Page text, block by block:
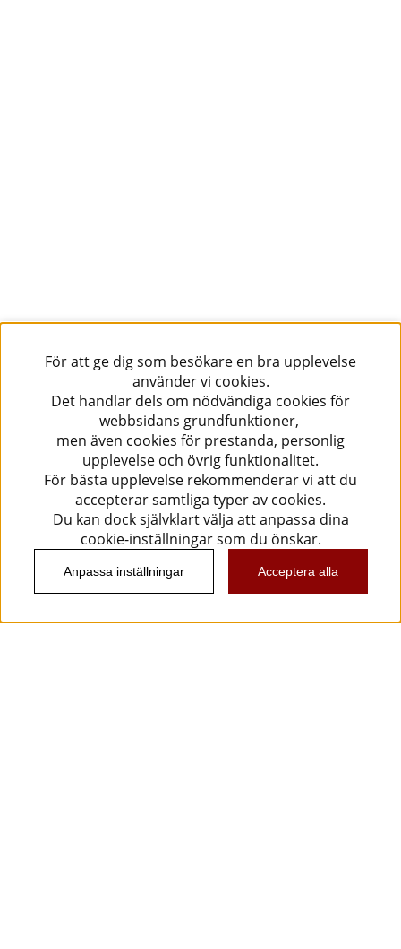
För att ge dig som besökare en bra upplevelse
använder vi cookies.
Det handlar dels om nödvändiga cookies för
webbsidans grundfunktioner,
men även cookies för prestanda, personlig
upplevelse och övrig funktionalitet.
För bästa upplevelse rekommenderar vi att du
accepterar samtliga typer av cookies.
Du kan dock självklart välja att anpassa dina
cookie-inställningar som du önskar.
Anpassa inställningar Acceptera alla